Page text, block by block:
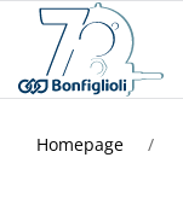
Homepage